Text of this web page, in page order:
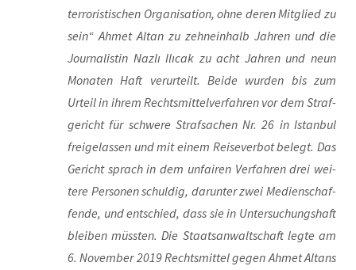
ter­ro­ris­ti­schen Orga­ni­sa­ti­on, ohne deren Mit­glied zu
sein“ Ahmet Altan zu zehn­ein­halb Jah­ren und die
Jour­na­lis­tin Naz­lı Ilı­cak zu acht Jah­ren und neun
Mona­ten Haft ver­ur­teilt. Bei­de wur­den bis zum
Urteil in ihrem Rechts­mit­tel­ver­fah­ren vor dem Straf­
ge­richt für schwe­re Straf­sa­chen Nr. 26 in Istan­bul
frei­ge­las­sen und mit einem Rei­se­ver­bot belegt. Das
Gericht sprach in dem unfai­ren Ver­fah­ren drei wei­
te­re Per­so­nen schul­dig, dar­un­ter zwei Medi­en­schaf­
fen­de, und ent­schied, dass sie in Unter­su­chungs­haft
blei­ben müss­ten. Die Staats­an­walt­schaft leg­te am
6. Novem­ber 2019 Rechts­mit­tel gegen Ahmet Alt­ans